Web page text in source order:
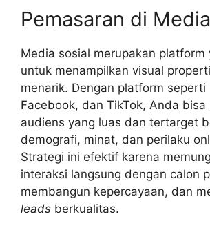
Pemasaran di
Media sosial merupakan platform
untuk menampilkan visual
menarik. Dengan platform seperti
Facebook, dan TikTok, Anda bisa
audiens yang luas dan tertarget
demografi, minat, dan perilaku
Strategi ini efektif karena
interaksi langsung dengan calon
membangun kepercayaan, dan
leads berkualitas.